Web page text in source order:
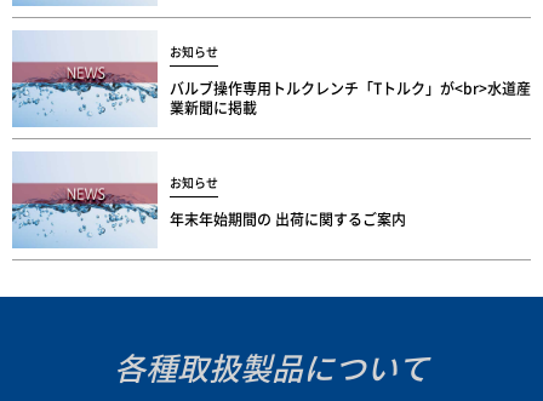
お知らせ
バルブ操作専用トルクレンチ「Tトルク」が<br>水道産
業新聞に掲載
お知らせ
年末年始期間の 出荷に関するご案内
各種取扱製品について